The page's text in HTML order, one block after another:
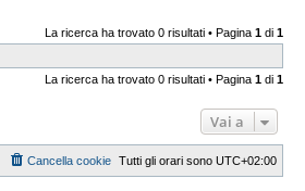
La ricerca ha trovato 0 risultati • Pagina 1 di 1
La ricerca ha trovato 0 risultati • Pagina 1 di 1
Vai a
Tutti gli orari sono UTC+02:00
Cancella cookie